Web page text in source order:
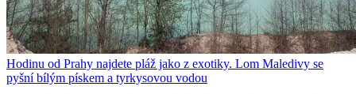
Hodinu od Prahy najdete pláž jako z exotiky. Lom Maledivy se
pyšní bílým pískem a tyrkysovou vodou